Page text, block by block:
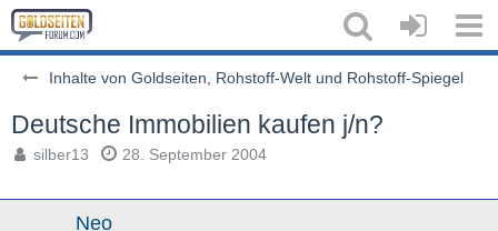
Inhalte von Goldseiten, Rohstoff-Welt und Rohstoff-Spiegel
Deutsche Immobilien kaufen j/n?
silber13 28. September 2004
Neo